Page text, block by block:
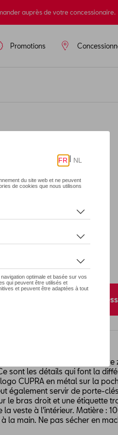
auprès de votre concessionaire.
Promotions
auprès de votre
poches latérales et fermeture
sont les détails qui font la
CUPRA en métal sur la
également servir de porte-
le bras droit et une étiquette
veste à l'intérieur. Matière :
la main. Ne pas sécher en